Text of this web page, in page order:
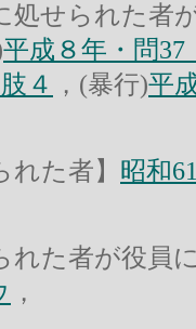
処せられた者
平成８年・問37
４ ，(暴行)平
れた者】 昭和
れた者が役員
，